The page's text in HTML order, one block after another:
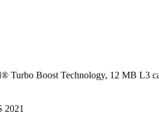
Boost Technology, 12 MB L3
2021